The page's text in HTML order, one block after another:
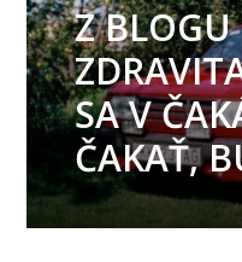
Z BLOGU
SA V
ČAKAŤ,